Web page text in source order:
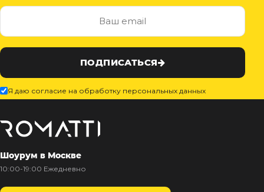
ПОДПИСАТЬСЯ
Я даю согласие на обработку персональных данных
Шоурум в Москве
10:00-19:00 Ежедневно